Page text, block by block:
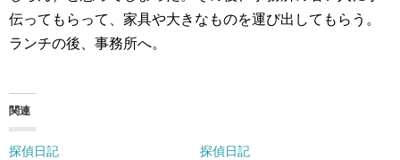
伝ってもらって、家具や大きなものを運び出してもらう。
ランチの後、事務所へ。
関連
探偵日記
探偵日記